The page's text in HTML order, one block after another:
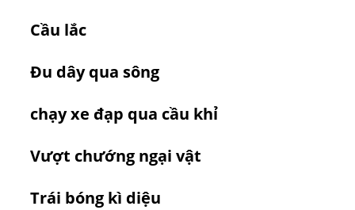
Cầu lắc
Đu dây qua sông
chạy xe đạp qua cầu khỉ
Vượt chướng ngại vật
Trái bóng kì diệu